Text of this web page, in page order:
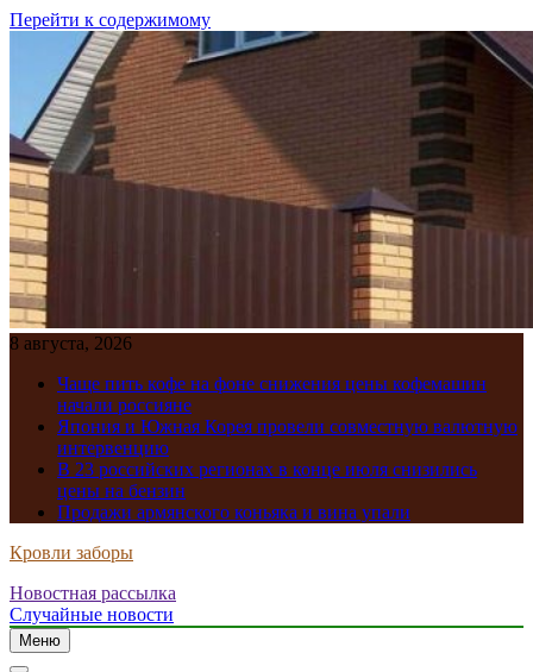
Перейти к содержимому
8 августа, 2026
Чаще пить кофе на фоне снижения цены кофемашин
начали россияне
Япония и Южная Корея провели совместную валютную
интервенцию
В 23 российских регионах в конце июля снизились
цены на бензин
Продажи армянского коньяка и вина упали
Кровли заборы
Новостная рассылка
Случайные новости
Меню